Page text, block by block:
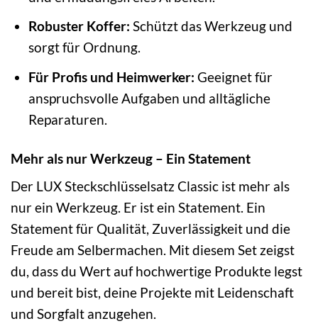
Robuster Koffer: Schützt das Werkzeug und
sorgt für Ordnung.
Für Profis und Heimwerker: Geeignet für
anspruchsvolle Aufgaben und alltägliche
Reparaturen.
Mehr als nur Werkzeug – Ein Statement
Der LUX Steckschlüsselsatz Classic ist mehr als
nur ein Werkzeug. Er ist ein Statement. Ein
Statement für Qualität, Zuverlässigkeit und die
Freude am Selbermachen. Mit diesem Set zeigst
du, dass du Wert auf hochwertige Produkte legst
und bereit bist, deine Projekte mit Leidenschaft
und Sorgfalt anzugehen.